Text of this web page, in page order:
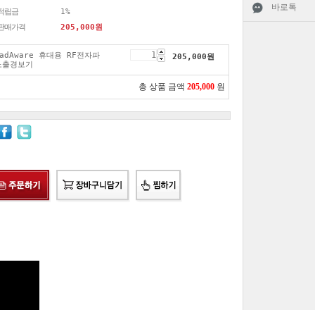
바로톡
립금
1%
매가격
205,000원
휴대용 RF전자파
출경보기
205,000원
총 상품 금액 205,000 원